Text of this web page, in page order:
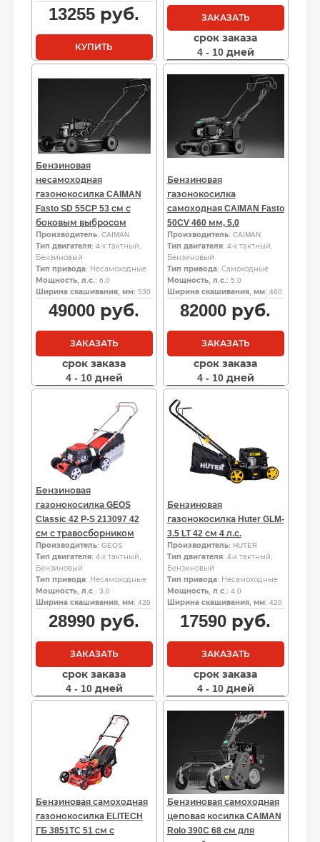
13255 руб.
КУПИТЬ
ЗАКАЗАТЬ
срок заказа
4 - 10 дней
Бензиновая
несамоходная
газонокосилка CAIMAN
Fasto SD 55CP 53 см с
боковым выбросом
Производитель: CAIMAN
Тип двигателя: 4-х тактный,
Бензиновый
Тип привода: Несамоходные
Мощность, л.с. : 6.0
Ширина скашивания, мм: 530
49000 руб.
ЗАКАЗАТЬ
срок заказа
4 - 10 дней
Бензиновая
газонокосилка
самоходная CAIMAN Fasto
50CV 460 мм, 5.0
Производитель: CAIMAN
Тип двигателя: 4-х тактный,
Бензиновый
Тип привода: Самоходные
Мощность, л.с. : 5.0
Ширина скашивания, мм: 460
82000 руб.
ЗАКАЗАТЬ
срок заказа
4 - 10 дней
Бензиновая
газонокосилка GEOS
Classic 42 P-S 213097 42
см с травосборником
Производитель: GEOS
Тип двигателя: 4-х тактный,
Бензиновый
Тип привода: Несамоходные
Мощность, л.с.: 3.0
Ширина скашивания, мм: 420
28990 руб.
ЗАКАЗАТЬ
срок заказа
4 - 10 дней
Бензиновая
газонокосилка Huter GLM-
3.5 LT 42 см 4 л.с.
Производитель: HUTER
Тип двигателя: 4-х тактный,
Бензиновый
Тип привода: Несамоходные
Мощность, л.с.: 4.0
Ширина скашивания, мм: 420
17590 руб.
ЗАКАЗАТЬ
срок заказа
4 - 10 дней
Бензиновая самоходная
газонокосилка ELITECH
ГБ 3851ТС 51 см с
Бензиновая самоходная
цеповая косилка CAIMAN
Rolo 390C 68 см для